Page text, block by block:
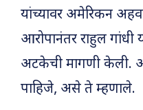
यांच्यावर अमेरिकन
आरोपानंतर राहुल गांधी
अटकेची मागणी केली.
पाहिजे, असे ते म्हणाले.